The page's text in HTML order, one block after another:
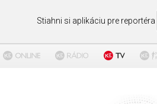
Stiahni si aplikáciu pre reportéra